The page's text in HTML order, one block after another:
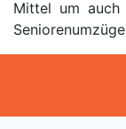
Mittel um auch